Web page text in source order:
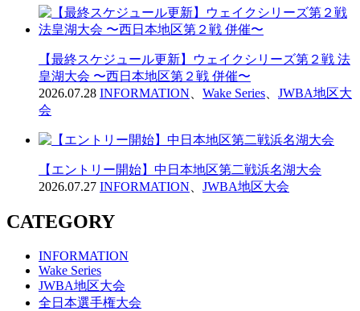
【最終スケジュール更新】ウェイクシリーズ第２戦 法
皇湖大会 〜西日本地区第２戦 併催〜
2026.07.28 INFORMATION Wake Series
JWBA地区大
会
【エントリー開始】中日本地区第二戦浜名湖大会
2026.07.27 INFORMATION JWBA地区大会
CATEGORY
INFORMATION
Wake Series
JWBA地区大会
全日本選手権大会